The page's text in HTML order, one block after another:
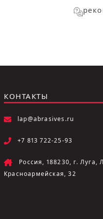
КОНТАКТЫ
lap@abrasives.ru
+7 813 722-25-93
Россия, 188230, г. Луга,
Красноармейская, 32